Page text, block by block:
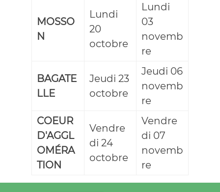
MOSSO
N
Lundi
20
octobre
Lundi
03
novemb
re
BAGATE
LLE
Jeudi 23
octobre
Jeudi 06
novemb
re
COEUR
D'AGGL
OMÉRA
TION
Vendre
di 24
octobre
Vendre
di 07
novemb
re